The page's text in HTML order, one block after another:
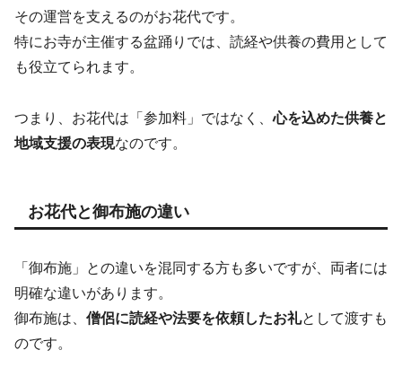
その運営を支えるのがお花代です。
特にお寺が主催する盆踊りでは、読経や供養の費用として
も役立てられます。
つまり、お花代は「参加料」ではなく、心を込めた供養と
地域支援の表現なのです。
お花代と御布施の違い
「御布施」との違いを混同する方も多いですが、両者には
明確な違いがあります。
御布施は、 僧侶に読経や法要を依頼したお礼として渡すも
のです。